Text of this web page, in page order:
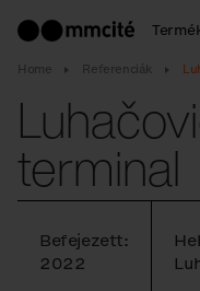
Home Referenciák
terminal
Befejezett:
2022